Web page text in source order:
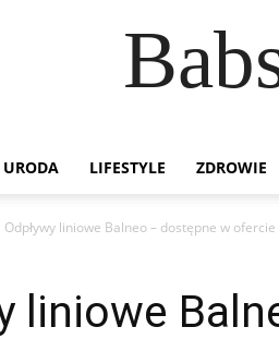
URODA LIFESTYLE ZDROWIE
Odpływy liniowe Balneo – dostępne w
liniowe